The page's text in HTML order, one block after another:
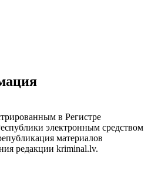
в Регистре
электронным средством
материалов
редакции kriminal.lv.